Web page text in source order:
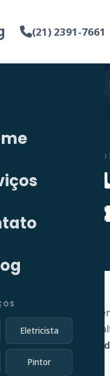
(21) 2391-7661
Eletricista
Pintor
de
a uma câmera de
feedback de